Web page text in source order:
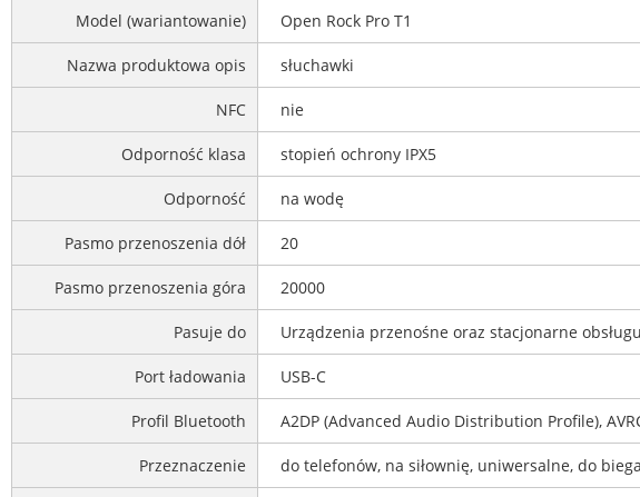
Model (wariantowanie) Open Rock Pro T1
Nazwa produktowa opis słuchawki
NFC nie
Odporność klasa stopień ochrony IPX5
Odporność na wodę
Pasmo przenoszenia dół 20
Pasmo przenoszenia góra 20000
Pasuje do Urządzenia przenośne oraz stacjonarne
Port ładowania USB-C
Profil Bluetooth A2DP (Advanced Audio Distribution Profile),
Przeznaczenie do telefonów, na siłownię, uniwersalne, do